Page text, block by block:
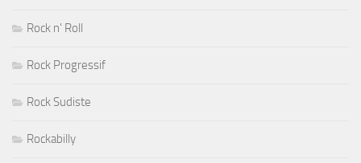
Rock n' Roll
Rock Progressif
Rock Sudiste
Rockabilly